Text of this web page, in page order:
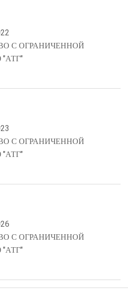
С ОГРАНИЧЕННОЙ
С ОГРАНИЧЕННОЙ
С ОГРАНИЧЕННОЙ